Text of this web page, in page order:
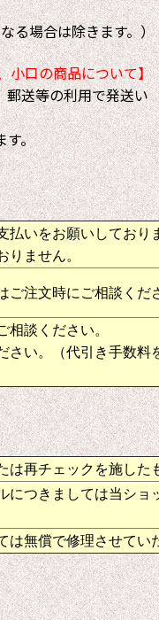
る場合は除きます。）
小口の商品について】
郵送等の利用で発送い
す。
払いをお願いしており
りません。
ご注文時にご相談くだ
相談ください。
い。（代引き手数料
は再チェックを施し
につきましては当ショ
は無償で修理させてい